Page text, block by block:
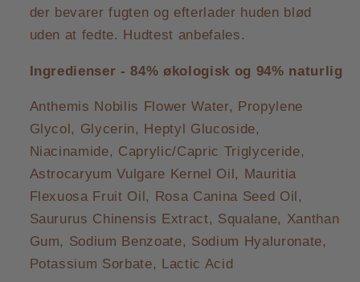
der bevarer fugten og efterlader huden blød
uden at fedte. Hudtest anbefales.
Ingredienser - 84% økologisk og 94% naturlig
Anthemis Nobilis Flower Water, Propylene
Glycol, Glycerin, Heptyl Glucoside,
Niacinamide, Caprylic/Capric Triglyceride,
Astrocaryum Vulgare Kernel Oil, Mauritia
Flexuosa Fruit Oil, Rosa Canina Seed Oil,
Saururus Chinensis Extract, Squalane, Xanthan
Gum, Sodium Benzoate, Sodium Hyaluronate,
Potassium Sorbate, Lactic Acid